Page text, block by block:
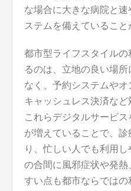
な場合に大きな病院と
ステムを備えていること
都市型ライフスタイル
るのは、立地の良い場
なく、予約システムやオ
キャッシュレス決済など
これらデジタルサービ
が増えていることで、
り、忙しい人でも利用
の合間に風邪症状や発
すい点も都市ならでは